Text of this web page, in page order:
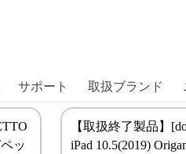
はじめ「ユニークな商品」
サポート 取扱ブランド
ッ
【取扱終了製品】
iPad 10.5(2019)